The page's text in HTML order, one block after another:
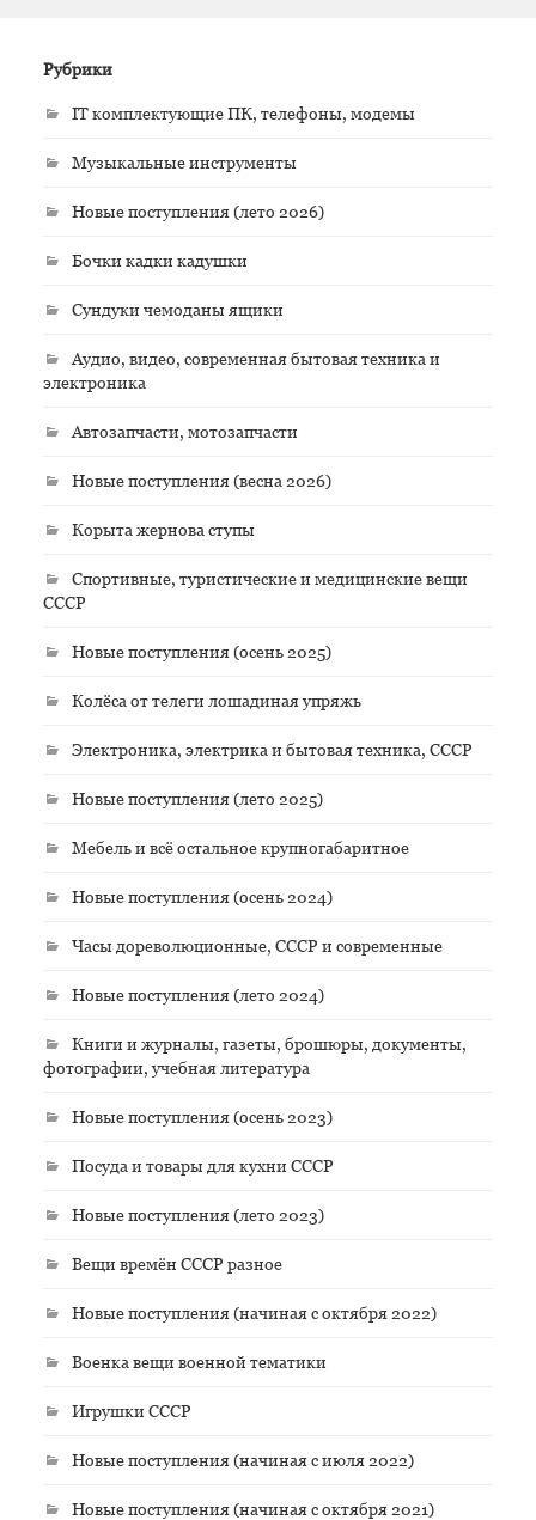
Рубрики
IT комплектующие ПК, телефоны, модемы
Музыкальные инструменты
Новые поступления (лето 2026)
Бочки кадки кадушки
Сундуки чемоданы ящики
Аудио, видео, современная бытовая техника и
электроника
Автозапчасти, мотозапчасти
Новые поступления (весна 2026)
Корыта жернова ступы
Спортивные, туристические и медицинские вещи
СССР
Новые поступления (осень 2025)
Колёса от телеги лошадиная упряжь
Электроника, электрика и бытовая техника, СССР
Новые поступления (лето 2025)
Мебель и всё остальное крупногабаритное
Новые поступления (осень 2024)
Часы дореволюционные, СССР и современные
Новые поступления (лето 2024)
Книги и журналы, газеты, брошюры, документы,
фотографии, учебная литература
Новые поступления (осень 2023)
Посуда и товары для кухни СССР
Новые поступления (лето 2023)
Вещи времён СССР разное
Новые поступления (начиная с октября 2022)
Военка вещи военной тематики
Игрушки СССР
Новые поступления (начиная с июля 2022)
Новые поступления (начиная с октября 2021)